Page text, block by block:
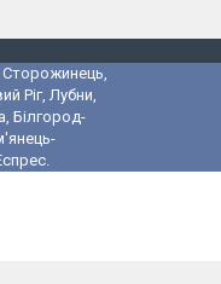
Сторожинець,
Ріг, Лубни,
Білгород-